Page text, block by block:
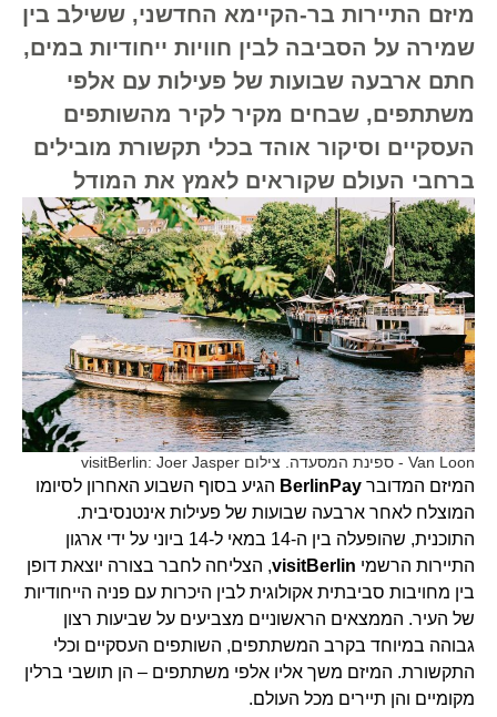
מיזם התיירות בר-הקיימא החדשני, ששילב בין
שמירה על הסביבה לבין חוויות ייחודיות במים,
חתם ארבעה שבועות של פעילות עם אלפי
משתתפים, שבחים מקיר לקיר מהשותפים
העסקיים וסיקור אוהד בכלי תקשורת מובילים
ברחבי העולם שקוראים לאמץ את המודל
Van Loon - ספינת המסעדה. צילום visitBerlin: Joer Jasper
המיזם המדוברBerlinPayהגיע בסוף השבוע האחרון לסיומו
המוצלח לאחר ארבעה שבועות של פעילות אינטנסיבית.
התוכנית, שהופעלה בין ה-14 במאי ל-14 ביוני על ידי ארגון
התיירות הרשמיvisitBerlin, הצליחה לחבר בצורה יוצאת דופן
בין מחויבות סביבתית אקולוגית לבין היכרות עם פניה הייחודיות
של העיר. הממצאים הראשוניים מצביעים על שביעות רצון
גבוהה במיוחד בקרב המשתתפים, השותפים העסקיים וכלי
התקשורת. המיזם משך אליו אלפי משתתפים – הן תושבי ברלין
מקומיים והן תיירים מכל העולם.